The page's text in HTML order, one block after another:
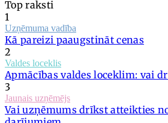
Top raksti
1
Uzņēmuma vadība
Kā pareizi paaugstināt cenas
2
Valdes loceklis
Apmācības valdes loceklim: vai
3
Jaunais uzņēmējs
Vai uzņēmums drīkst atteikties